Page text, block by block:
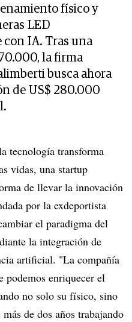
físico y
LED
con IA. Tras una
la firma
busca ahora
de US$ 280.000
tecnología transforma
vidas, una startup
de llevar la innovación
por la exdeportista
el paradigma del
la integración de
artificial. "La compañía
podemos enriquecer el
no solo su físico, sino
de dos años trabajando